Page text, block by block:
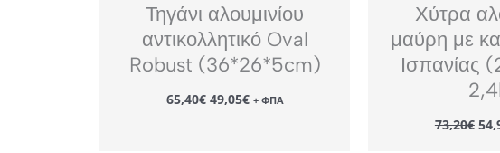
Τηγάνι αλουμινίου
αντικολλητικό Oval
Robust (36*26*5cm)
65,40€ Original
price
49,05€Η
τρέχουσα
+ ΦΠΑ
Χύτρα
μαύρη με
Ισπανίας
73,20€